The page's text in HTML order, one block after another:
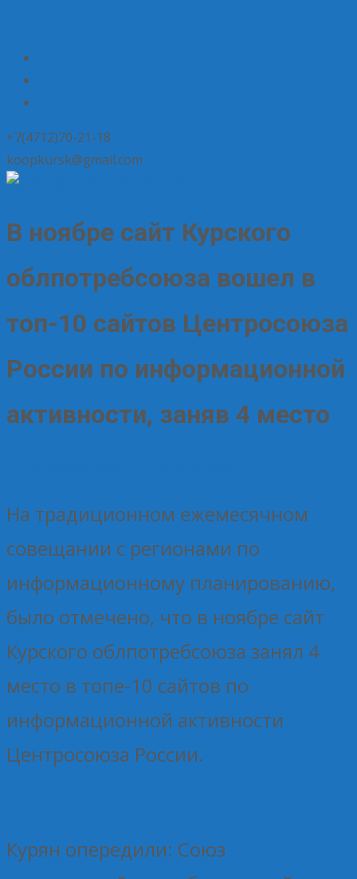
+7(4712)70-21-18
koopkursk@gmail.com
В ноябре сайт Курского
облпотребсоюза вошел в
топ-10 сайтов Центросоюза
России по информационной
активности, заняв 4 место
На традиционном ежемесячном
совещании с регионами по
информационному планированию,
было отмечено, что в ноябре сайт
Курского облпотребсоюза занял 4
место в топе-10 сайтов по
информационной активности
Центросоюза России.
Курян опередили: Союз